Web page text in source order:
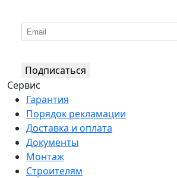
Подписаться
Сервис
Гарантия
Порядок рекламации
Доставка и оплата
Документы
Монтаж
Строителям